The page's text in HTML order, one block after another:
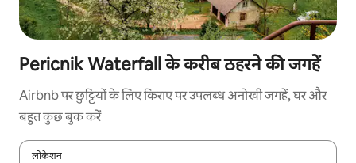
Pericnik Waterfall के करीब ठहरने की जगहें
Airbnb पर छुट्टियों के लिए किराए पर उपलब्ध अनोखी जगहें, घर और
बहुत कुछ बुक करें
लोकेशन